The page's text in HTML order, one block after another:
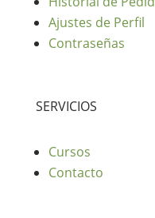
Ajustes de Perfil
Contraseñas
SERVICIOS
Cursos
Contacto